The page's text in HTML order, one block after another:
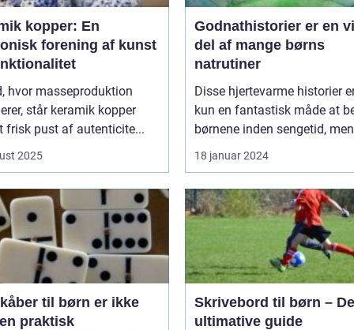
kopper: En
forening af kunst
hvor masseproduktion
står keramik kopper
frisk pust af autenticite...
2025
Godnathistorier er en
del af mange børns
natrutiner
Disse hjertevarme historier
kun en fantastisk måde at
børnene inden sengetid,
18 januar 2024
til børn er ikke
praktisk
Skrivebord til børn –
ultimative guide